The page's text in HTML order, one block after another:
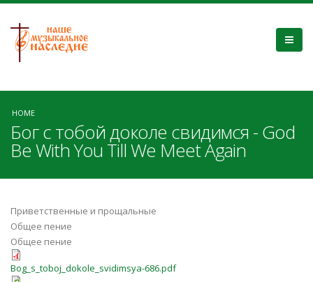
HOME
Бог с тобой доколе свидимся - God
Be With You Till We Meet Again
Приветственные и прощальные
Общее пение
Общее пение
Bog_s_toboj_dokole_svidimsya-686.pdf